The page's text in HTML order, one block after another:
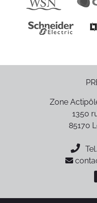
Zone
1350
85170
Tel.